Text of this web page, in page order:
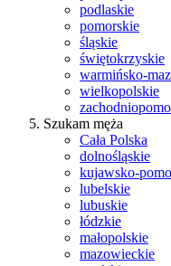
podlaskie
pomorskie
śląskie
świętokrzyskie
warmińsko-
wielkopolskie
Szukam męża
Cała Polska
dolnośląskie
kujawsko-
lubelskie
lubuskie
łódzkie
małopolskie
mazowieckie